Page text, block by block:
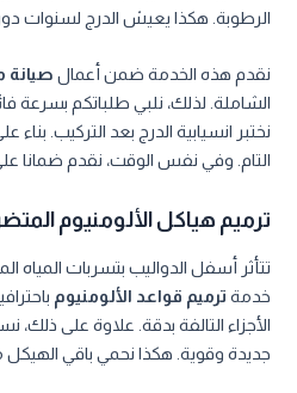
الرطوبة. هكذا يعيش الدرج لسنوات
نقدم هذه الخدمة ضمن أعمال صيانة
الشاملة. لذلك، نلبي طلباتكم بسرعة
نختبر انسيابية الدرج بعد التركيب.
التام. وفي نفس الوقت، نقدم ضمانا
ترميم هياكل الألومنيوم
تتأثر أسفل الدواليب بتسربات المياه
خدمة ترميم قواعد الألومنيوم
الأجزاء التالفة بدقة. علاوة على ذلك،
جديدة وقوية. هكذا نحمي باقي الهيكل